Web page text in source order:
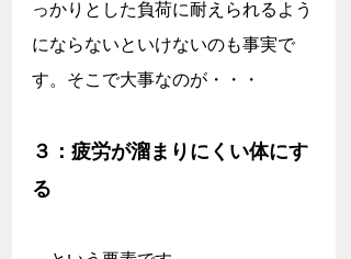
っかりとした負荷に耐えられるよう
にならないといけないのも事実で
す。そこで大事なのが・・・
３：疲労が溜まりにくい体にす
る